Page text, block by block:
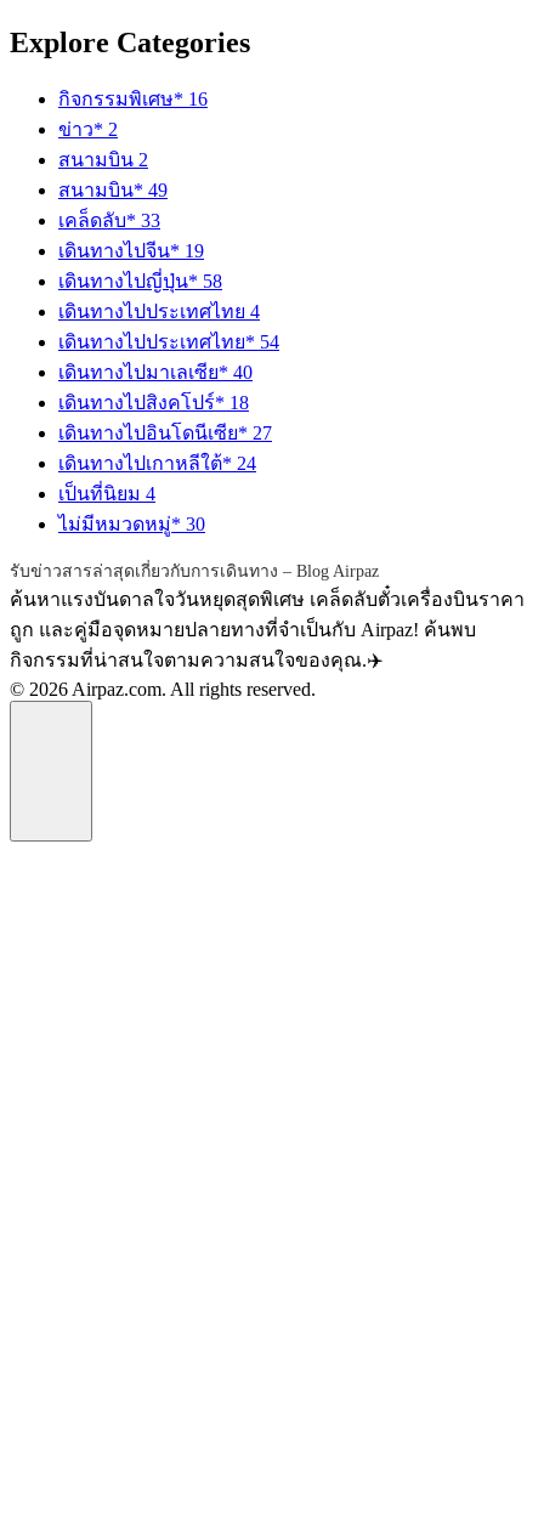
Explore Categories
กิจกรรมพิเศษ* 16
ข่าว* 2
สนามบิน 2
สนามบิน* 49
เคล็ดลับ* 33
เดินทางไปจีน* 19
เดินทางไปญี่ปุ่น* 58
เดินทางไปประเทศไทย 4
เดินทางไปประเทศไทย* 54
เดินทางไปมาเลเซีย* 40
เดินทางไปสิงคโปร์* 18
เดินทางไปอินโดนีเซีย* 27
เดินทางไปเกาหลีใต้* 24
เป็นที่นิยม 4
ไม่มีหมวดหมู่* 30
รับข่าวสารล่าสุดเกี่ยวกับการเดินทาง – Blog Airpaz
ค้นหาแรงบันดาลใจวันหยุดสุดพิเศษ เคล็ดลับตั๋วเครื่องบินราคา
ถูก และคู่มือจุดหมายปลายทางที่จำเป็นกับ Airpaz! ค้นพบ
กิจกรรมที่น่าสนใจตามความสนใจของคุณ.✈️
© 2026 Airpaz.com. All rights reserved.